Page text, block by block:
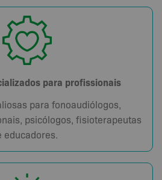
para profissionais
para fonoaudiólogos,
psicólogos, fisioterapeutas
educadores.